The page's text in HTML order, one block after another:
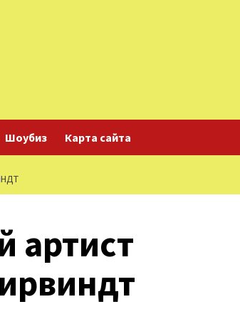
Шоубиз Карта сайта
артист